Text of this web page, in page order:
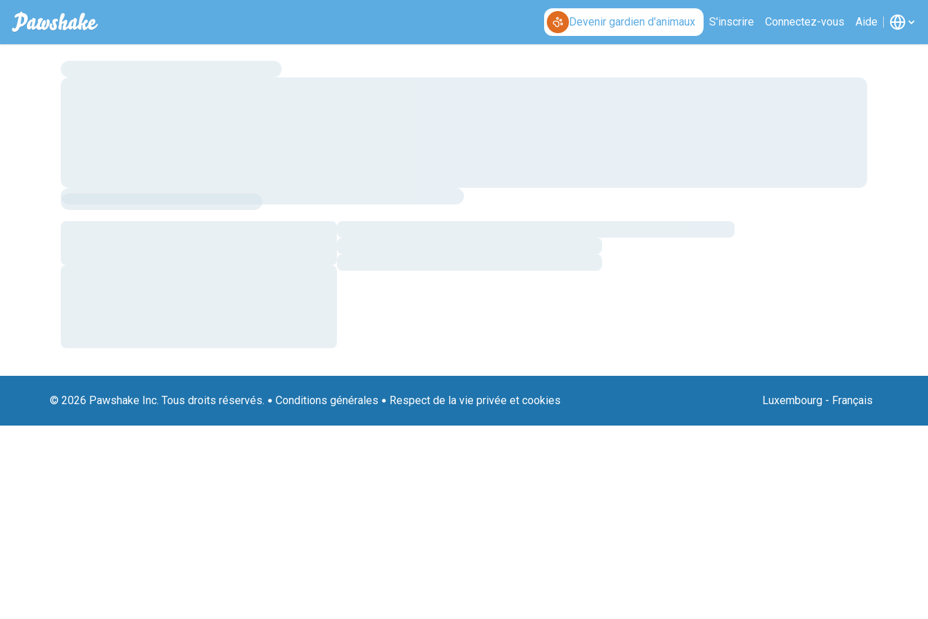
Devenir gardien d'animaux S'inscrire Connectez-vous Aide
© 2026 Pawshake Inc. Tous droits réservés. Conditions générales Respect de la vie privée et cookies Luxembourg - Français